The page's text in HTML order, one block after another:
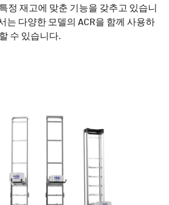
정 재고에 맞춘 기능을 갖추고 있습니
는 다양한 모델의 ACR을 함께 사용하
수 있습니다.